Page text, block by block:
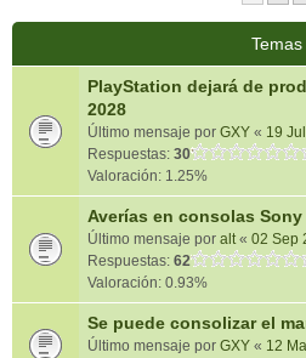
Temas
PlayStation dejará de
2028
Último mensaje por GXY « 19
Respuestas: 30
Valoración: 1.25%
Averías en consolas Sony
Último mensaje por alt« 02 Sep
Respuestas: 62
Valoración: 0.93%
Se puede consolizar el
Último mensaje por GXY « 12